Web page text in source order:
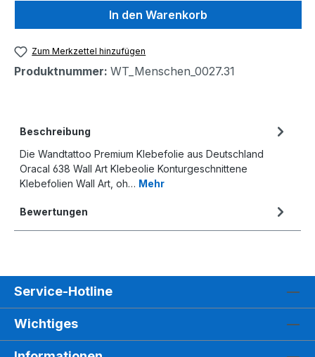
In den Warenkorb
Zum Merkzettel hinzufügen
Produktnummer: WT_Menschen_0027.31
Beschreibung
Die Wandtattoo Premium Klebefolie aus Deutschland
Oracal 638 Wall Art Klebeolie Konturgeschnittene
Klebefolien Wall Art, oh… Mehr
Bewertungen
Service-Hotline
Wichtiges